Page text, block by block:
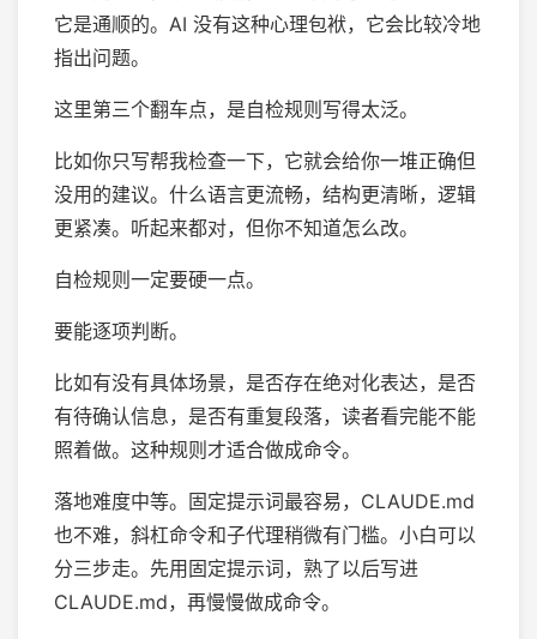
它是通顺的。AI 没有这种心理包袱，它会比较冷地
指出问题。
这里第三个翻车点，是自检规则写得太泛。
比如你只写帮我检查一下，它就会给你一堆正确但
没用的建议。什么语言更流畅，结构更清晰，逻辑
更紧凑。听起来都对，但你不知道怎么改。
自检规则一定要硬一点。
要能逐项判断。
比如有没有具体场景，是否存在绝对化表达，是否
有待确认信息，是否有重复段落，读者看完能不能
照着做。这种规则才适合做成命令。
落地难度中等。固定提示词最容易，CLAUDE.md
也不难，斜杠命令和子代理稍微有门槛。小白可以
分三步走。先用固定提示词，熟了以后写进
CLAUDE.md，再慢慢做成命令。